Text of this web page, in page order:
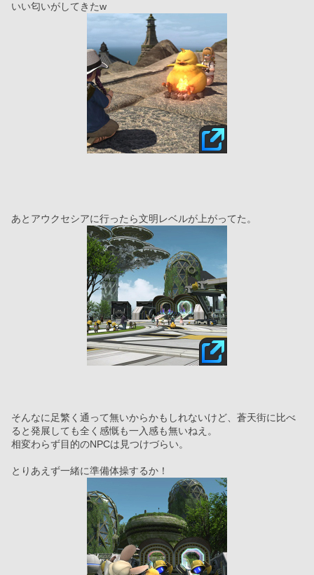
いい匂いがしてきたw
あとアウクセシアに行ったら文明レベルが上がってた。
そんなに足繁く通って無いからかもしれないけど、蒼天街に比べ
ると発展しても全く感慨も一入感も無いねえ。
相変わらず目的のNPCは見つけづらい。
とりあえず一緒に準備体操するか！